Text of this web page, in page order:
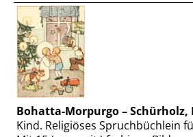
Bohatta-Morpurgo – Schürholz,
Kind. Religiöses Spruchbüchlein